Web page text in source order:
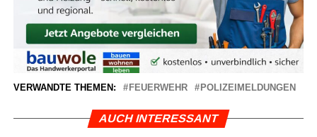
VERWANDTE THEMEN: FEUERWEHR POLIZEIMELDUNGEN
AUCH INTERESSANT